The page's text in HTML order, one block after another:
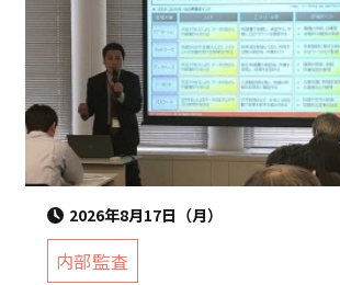
2026年8月17日（月）
内部監査